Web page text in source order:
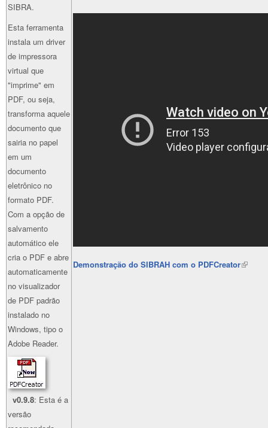
SIBRA.
Esta ferramenta
instala um driver
de impressora
virtual que
"imprime" em
PDF, ou seja,
transforma aquele
documento que
sairia no papel
em um
documento
eletrônico no
formato PDF.
Com a opção de
salvamento
automático ele
cria o PDF e abre
automaticamente
no visualizador
de PDF padrão
instalado no
Windows, tipo o
Adobe Reader.
v0.9.8: Esta é a
versão
Demonstração do SIBRAH com o PDFCreator(link is